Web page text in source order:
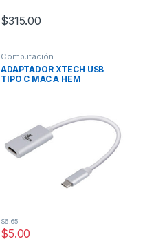
$315.00
Computación
ADAPTADOR XTECH USB
TIPO C MAC A HEM
$5.00
$6.65